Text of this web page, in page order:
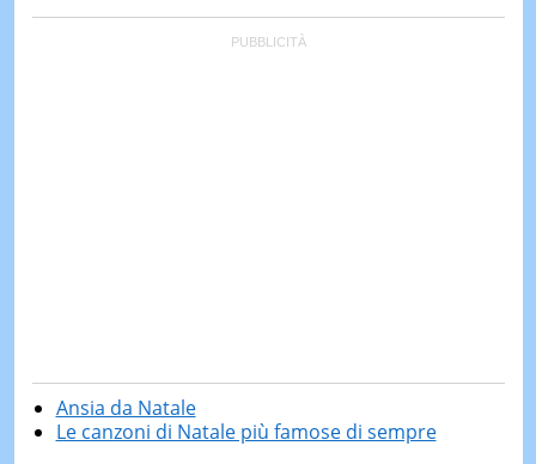
Ansia da Natale
Le canzoni di Natale più famose di sempre